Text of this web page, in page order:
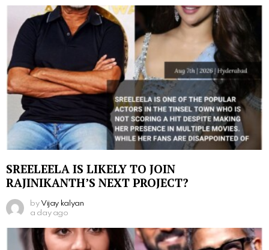
SREELEELA IS LIKELY TO JOIN
RAJINIKANTH’S NEXT PROJECT?
by Vijay kalyan
a day ago